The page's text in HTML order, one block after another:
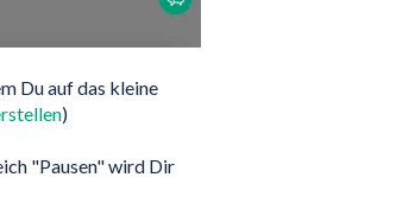
Du auf das kleine
)
"Pausen" wird Dir